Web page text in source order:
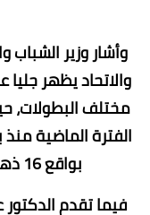
وأشار وزير الشباب
والاتحاد يظهر
مختلف البطولات،
بواقع 16 ذهبية و 6 فضيات و 7 برونزيات.
فيما تقدم